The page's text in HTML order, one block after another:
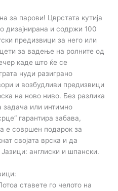
за парови! Цврстата кутија
дизајнирана и содржи 100
предизвици за него или
за вадење на ролните од
каде што ќе се
нуди разиграно
и возбудливи предизвици
на ново ниво. Без разлика
задача или интимно
гарантира забава,
е совршен подарок за
својата врска и да
англиски и шпански.
ставете го челото на